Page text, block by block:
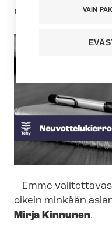
etenemistä ei
– Emme
oikein minkään
Mirja Kinnunen.
VAIN